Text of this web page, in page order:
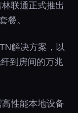
联通正式推出
餐。
解决方案，以
到房间的万兆
性能本地设备